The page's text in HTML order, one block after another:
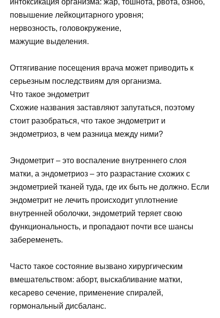
повышение лейкоцитарного уровня;
нервозность, головокружение,
мажущие выделения.
Оттягивание посещения врача может приводить к
серьезным последствиям для организма.
Что такое эндометрит
Схожие названия заставляют запутаться, поэтому
стоит разобраться, что такое эндометрит и
эндометриоз, в чем разница между ними?
Эндометрит – это воспаление внутреннего слоя
матки, а эндометриоз – это разрастание схожих с
эндометрией тканей туда, где их быть не должно. Если
эндометрит не лечить происходит уплотнение
внутренней оболочки, эндометрий теряет свою
функциональность, и пропадают почти все шансы
забеременеть.
Часто такое состояние вызвано хирургическим
вмешательством: аборт, выскабливание матки,
кесарево сечение, применение спиралей,
гормональный дисбаланс.